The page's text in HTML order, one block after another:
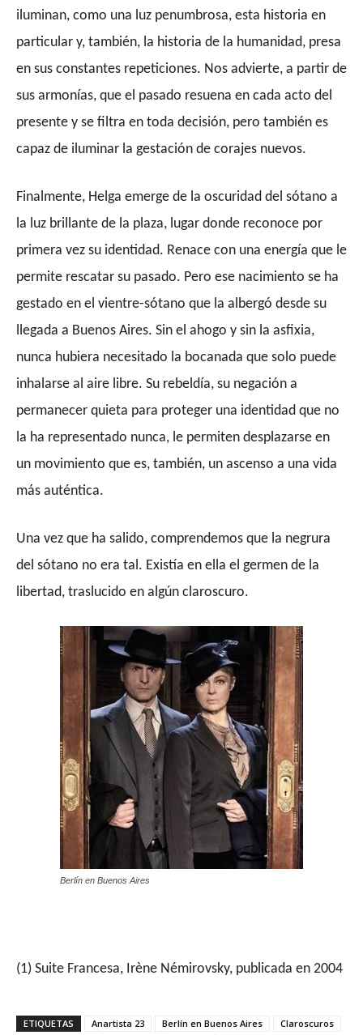
iluminan, como una luz penumbrosa, esta historia en
particular y, también, la historia de la humanidad, presa
en sus constantes repeticiones. Nos advierte, a partir de
sus armonías, que el pasado resuena en cada acto del
presente y se filtra en toda decisión, pero también es
capaz de iluminar la gestación de corajes nuevos.
Finalmente, Helga emerge de la oscuridad del sótano a
la luz brillante de la plaza, lugar donde reconoce por
primera vez su identidad. Renace con una energía que le
permite rescatar su pasado. Pero ese nacimiento se ha
gestado en el vientre-sótano que la albergó desde su
llegada a Buenos Aires. Sin el ahogo y sin la asfixia,
nunca hubiera necesitado la bocanada que solo puede
inhalarse al aire libre. Su rebeldía, su negación a
permanecer quieta para proteger una identidad que no
la ha representado nunca, le permiten desplazarse en
un movimiento que es, también, un ascenso a una vida
más auténtica.
Una vez que ha salido, comprendemos que la negrura
del sótano no era tal. Existía en ella el germen de la
libertad, traslucido en algún claroscuro.
Berlín en Buenos Aires
(1) Suite Francesa, Irène Némirovsky, publicada en 2004
ETIQUETAS Anartista 23 Berlín en Buenos Aires
Claroscuros